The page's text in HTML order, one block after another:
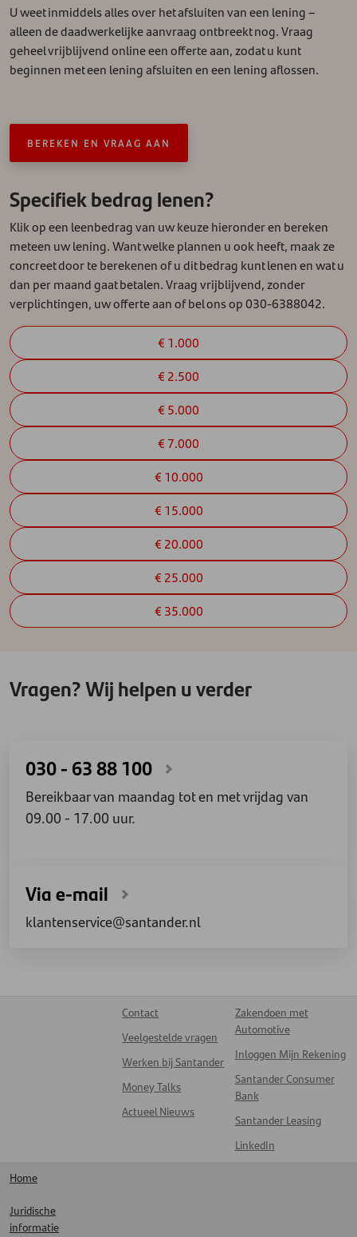
U weet inmiddels alles over het afsluiten van een lening –
alleen de daadwerkelijke aanvraag ontbreekt nog. Vraag
geheel vrijblijvend online een offerte aan, zodat u kunt
beginnen met een lening afsluiten en een lening aflossen.
BEREKEN EN VRAAG AAN
Specifiek bedrag lenen?
Klik op een leenbedrag van uw keuze hieronder en bereken
meteen uw lening. Want welke plannen u ook heeft, maak ze
concreet door te berekenen of u dit bedrag kunt lenen en wat u
dan per maand gaat betalen. Vraag vrijblijvend, zonder
verplichtingen, uw offerte aan of bel ons op 030-6388042.
€ 1.000
€ 2.500
€ 5.000
€ 7.000
€ 10.000
€ 15.000
€ 20.000
€ 25.000
€ 35.000
Vragen? Wij helpen u verder
030 - 63 88 100
Bereikbaar van maandag tot en met vrijdag van
09.00 - 17.00 uur.
Via e-mail
klantenservice@santander.nl
Contact
Veelgestelde vragen
Werken bij Santander
Money Talks
Actueel Nieuws
Zakendoen met
Automotive
Inloggen Mijn Rekening
Santander Consumer
Bank
Santander Leasing
LinkedIn
Home
Juridische
informatie